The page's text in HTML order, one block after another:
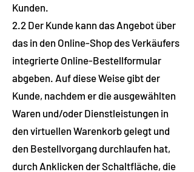
Kunden.
2.2 Der Kunde kann das Angebot über
das in den Online-Shop des Verkäufers
integrierte Online-Bestellformular
abgeben. Auf diese Weise gibt der
Kunde, nachdem er die ausgewählten
Waren und/oder Dienstleistungen in
den virtuellen Warenkorb gelegt und
den Bestellvorgang durchlaufen hat,
durch Anklicken der Schaltfläche, die